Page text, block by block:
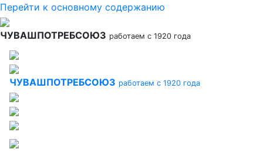
Перейти к основному содержанию
ЧУВАШПОТРЕБСОЮЗ работаем с 1920 года
ЧУВАШПОТРЕБСОЮЗ работаем с 1920 года